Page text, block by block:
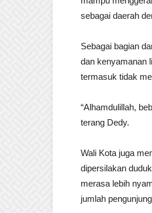
sebagai daerah
Sebagai bagian
dan kenyamanan
termasuk tidak
“Alhamdulillah,
terang Dedy.
Wali Kota juga
dipersilakan
merasa lebih
jumlah